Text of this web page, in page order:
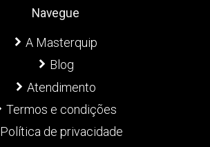
Navegue
A Masterquip
Blog
Atendimento
Termos e condições
Política de privacidade